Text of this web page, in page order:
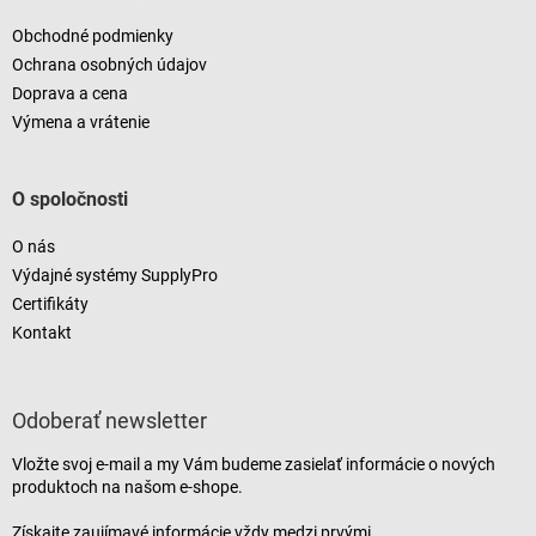
Obchodné podmienky
Ochrana osobných údajov
Doprava a cena
Výmena a vrátenie
O spoločnosti
O nás
Výdajné systémy SupplyPro
Certifikáty
Kontakt
Odoberať newsletter
Vložte svoj e-mail a my Vám budeme zasielať informácie o nových
produktoch na našom e-shope.